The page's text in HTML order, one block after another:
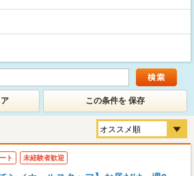
この条件を 保存
ト 未経験者歓迎